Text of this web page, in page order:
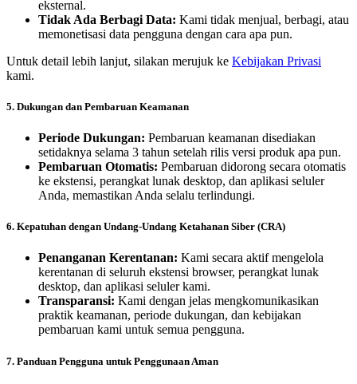
eksternal.
Tidak Ada Berbagi Data: Kami tidak menjual, berbagi, atau
memonetisasi data pengguna dengan cara apa pun.
Untuk detail lebih lanjut, silakan merujuk ke Kebijakan Privasi
kami.
5. Dukungan dan Pembaruan Keamanan
Periode Dukungan: Pembaruan keamanan disediakan
setidaknya selama 3 tahun setelah rilis versi produk apa pun.
Pembaruan Otomatis: Pembaruan didorong secara otomatis
ke ekstensi, perangkat lunak desktop, dan aplikasi seluler
Anda, memastikan Anda selalu terlindungi.
6. Kepatuhan dengan Undang-Undang Ketahanan Siber (CRA)
Penanganan Kerentanan: Kami secara aktif mengelola
kerentanan di seluruh ekstensi browser, perangkat lunak
desktop, dan aplikasi seluler kami.
Transparansi: Kami dengan jelas mengkomunikasikan
praktik keamanan, periode dukungan, dan kebijakan
pembaruan kami untuk semua pengguna.
7. Panduan Pengguna untuk Penggunaan Aman